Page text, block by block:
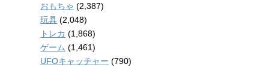
おもちゃ (2,387)
玩具 (2,048)
トレカ (1,868)
ゲーム (1,461)
UFOキャッチャー (790)